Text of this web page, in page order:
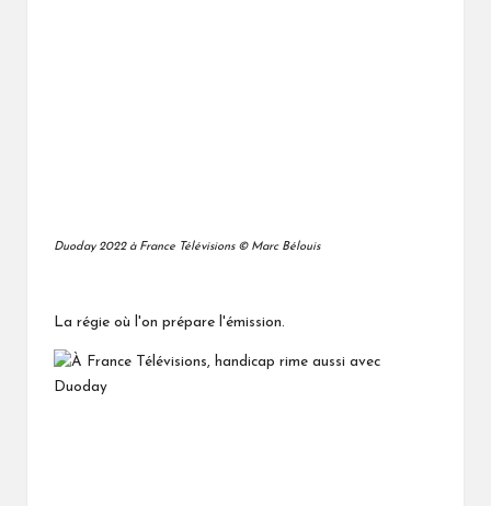
Duoday 2022 à France Télévisions © Marc Bélouis
La régie où l'on prépare l'émission.